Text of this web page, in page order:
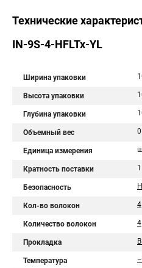
Технические
IN-9S-4-HFLTx-YL
Ширина упаковки
Высота упаковки
Глубина упаковки
Объемный вес
Единица измерения
Кратность поставки 1
Безопасность
Кол-во волокон 4
Количество волокон 4
Прокладка
Температура